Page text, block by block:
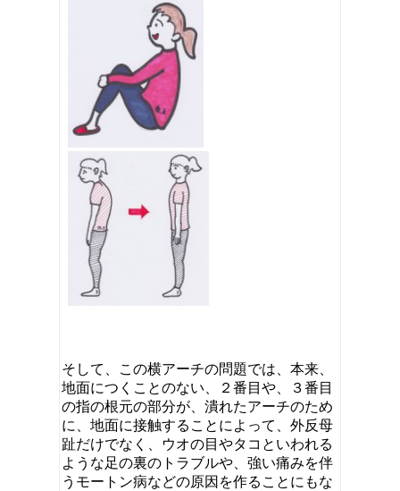
そして、この横アーチの問題では、本来、
地面につくことのない、２番目や、３番目
の指の根元の部分が、潰れたアーチのため
に、地面に接触することによって、外反母
趾だけでなく、ウオの目やタコといわれる
ような足の裏のトラブルや、強い痛みを伴
うモートン病などの原因を作ることにもな